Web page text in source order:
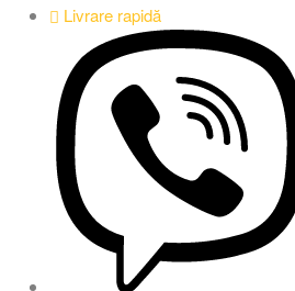
Livrare rapidă